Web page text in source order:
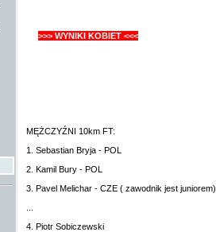
>>> WYNIKI KOBIET <<<
MĘŻCZYŹNI 10km FT:
1. Sebastian Bryja - POL
2. Kamil Bury - POL
3. Pavel Melichar - CZE ( zawodnik jest juniorem)
4. Piotr Sobiczewski